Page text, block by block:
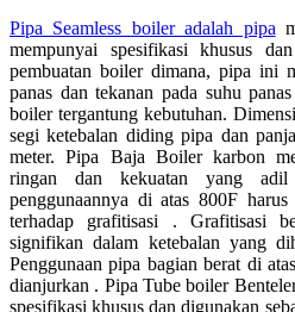
Pipa Seamless boiler adalah pipa
mempunyai spesifikasi khusus
pembuatan boiler dimana, pipa ini
panas dan tekanan pada suhu
boiler tergantung kebutuhan.
segi ketebalan diding pipa dan
meter. Pipa Baja Boiler karbon
ringan dan kekuatan yang
penggunaannya di atas 800F harus
terhadap grafitisasi . Grafitisasi
signifikan dalam ketebalan yang
Penggunaan pipa bagian berat di
dianjurkan . Pipa Tube boiler
spesifikasi khusus dan digunakan